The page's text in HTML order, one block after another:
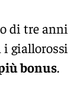
di tre anni
i giallorossi
bonus.